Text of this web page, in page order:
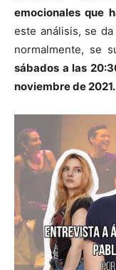
emocionales que
este análisis, se
normalmente, se
sábados a las
noviembre de 2021.